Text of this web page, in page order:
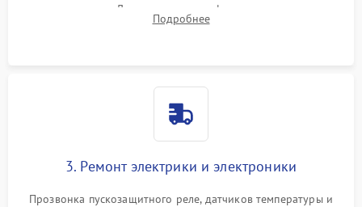
течеискателем. Демонтаж старого фильтра-осушителя и
продувка капиллярной трубки для устранения засоров.
Подробнее
3. Ремонт электрики и электроники
Прозвонка пускозащитного реле, датчиков температуры и